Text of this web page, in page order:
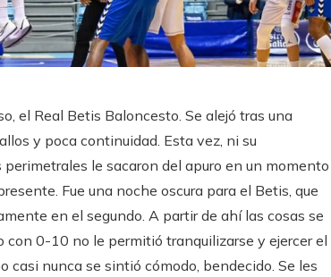
el Real Betis Baloncesto. Se alejó tras una
y poca continuidad. Esta vez, ni su
le sacaron del apuro en un momento
Fue una noche oscura para el Betis, que
en el segundo. A partir de ahí las cosas se
0-10 no le permitió tranquilizarse y ejercer el
nunca se sintió cómodo, bendecido. Se les